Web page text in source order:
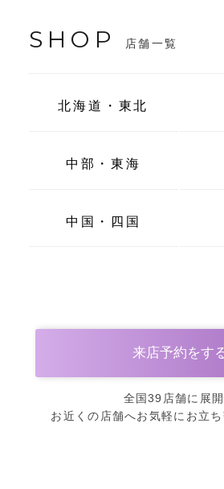
SHOP 店舗一覧
北海道・東北
中部・東海
中国・四国
来店予約をす
全国39店舗に展開
お近くの店舗へお気軽にお立ち